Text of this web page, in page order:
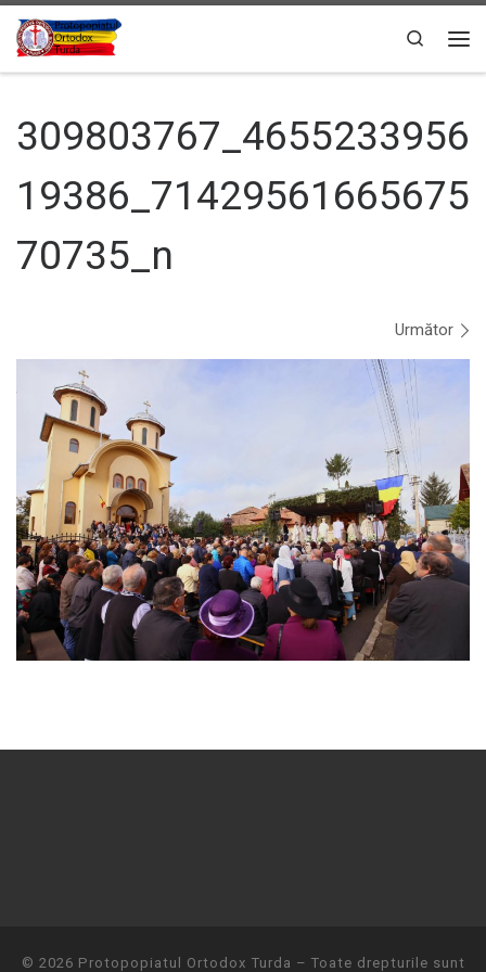
Sari la conținut
Search
309803767_4655233956
19386_71429561665675
70735_n
Următor
© 2026 Protopopiatul Ortodox Turda – Toate drepturile sunt